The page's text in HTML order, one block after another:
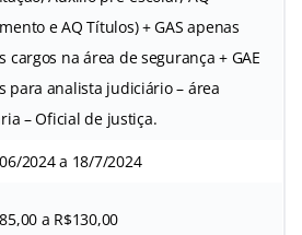
e AQ Títulos) + GAS apenas
cargos na área de segurança + GAE
para analista judiciário – área
– Oficial de justiça.
2024 a 18/7/2024
a R$130,00